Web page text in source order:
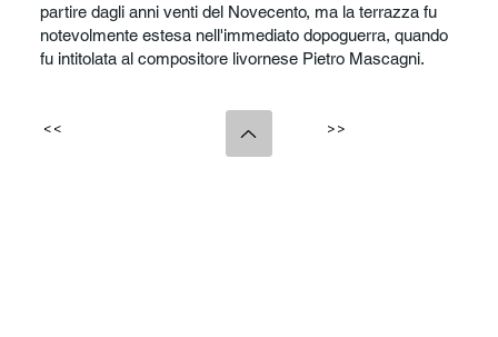
partire dagli anni venti del Novecento, ma la terrazza fu
notevolmente estesa nell'immediato dopoguerra, quando
fu intitolata al compositore livornese Pietro Mascagni.
<< >>